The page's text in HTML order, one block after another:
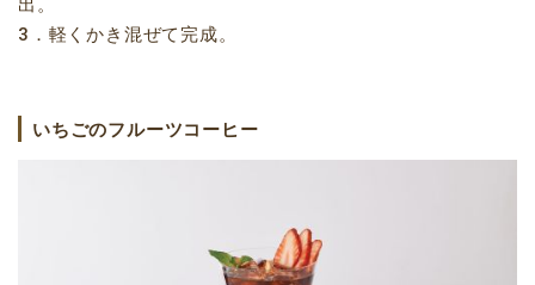
出。
3．軽くかき混ぜて完成。
いちごのフルーツコーヒー